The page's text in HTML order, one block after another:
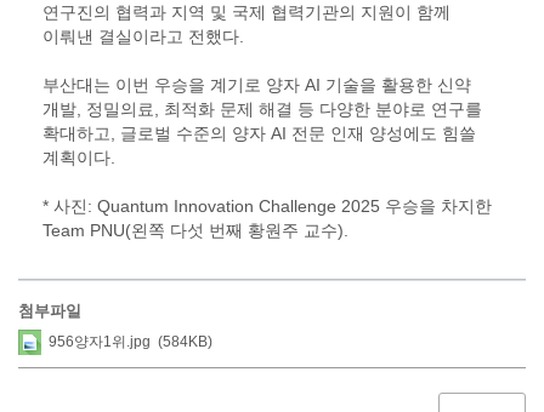
연구진의 협력과 지역 및 국제 협력기관의 지원이 함께
이뤄낸 결실이라고 전했다.
부산대는 이번 우승을 계기로 양자 AI 기술을 활용한 신약
개발, 정밀의료, 최적화 문제 해결 등 다양한 분야로 연구를
확대하고, 글로벌 수준의 양자 AI 전문 인재 양성에도 힘쓸
계획이다.
* 사진: Quantum Innovation Challenge 2025 우승을 차지한
Team PNU(왼쪽 다섯 번째 황원주 교수).
첨부파일
956양자1위.jpg (584KB)